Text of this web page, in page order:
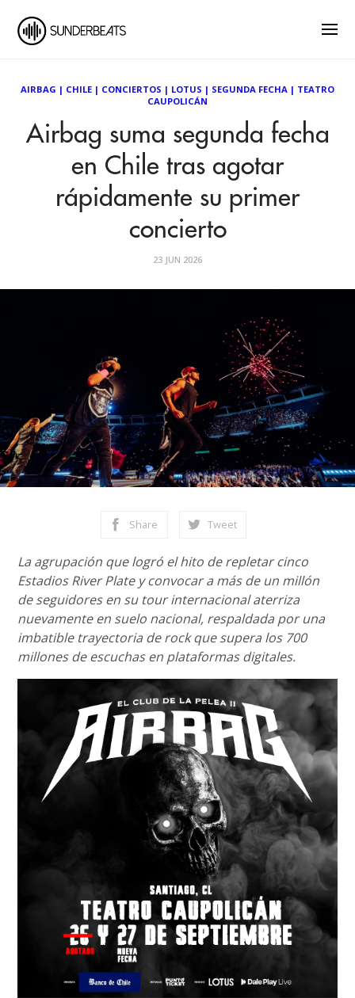
AIRBAG | CHILE | CONCIERTOS | LOTUS | SEGUNDA FECHA | TEATRO
CAUPOLICÁN
Airbag suma segunda fecha
en Chile tras agotar
rápidamente su primer
concierto
23 JUN 2026
Share Tweet
La agrupación que logró el hito de repletar cinco
Estadios River Plate y convocar a más de un millón
de seguidores en su tour internacional aterriza
nuevamente en suelo nacional, respaldada por una
imbatible trayectoria de rock que supera los 700
millones de escuchas en plataformas digitales.